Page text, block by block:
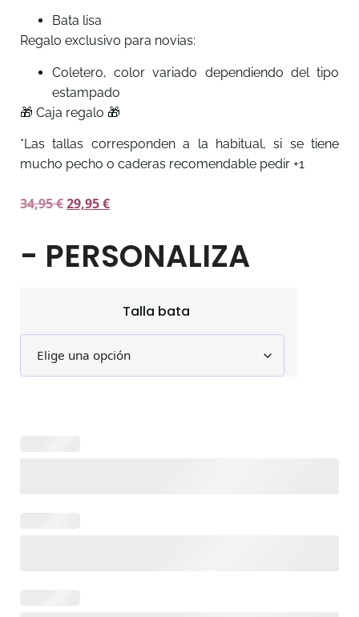
Bata lisa
Regalo exclusivo para novias:
Coletero, color variado dependiendo del tipo
estampado
🎁 Caja regalo 🎁
*Las tallas corresponden a la habitual, si se tiene
mucho pecho o caderas recomendable pedir +1
34,95€29,95€
- PERSONALIZA
Talla bata